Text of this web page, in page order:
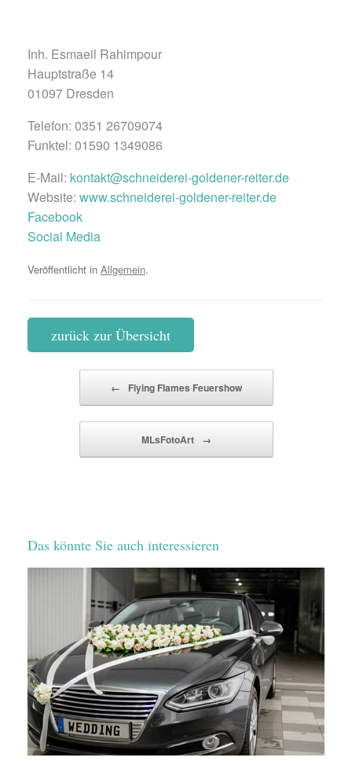
Inh. Esmaeil Rahimpour
Hauptstraße 14
01097 Dresden
Telefon: 0351 26709074
Funktel: 01590 1349086
E-Mail: kontakt@schneiderei-goldener-reiter.de
Website: www.schneiderei-goldener-reiter.de
Facebook
Social Media
Veröffentlicht in Allgemein.
zurück zur Übersicht
← Flying Flames Feuershow
MLsFotoArt →
Das könnte Sie auch interessieren